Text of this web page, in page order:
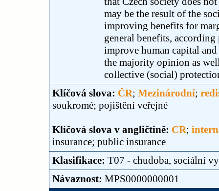
may be the result of the
improving benefits for
general benefits,
improve human capital
the majority opinion as
collective (social)
Klíčová slova: ČR; Mezinárodní;
soukromé; pojištění veřejné
Klíčová slova v angličtině: CR;
insurance; public insurance
Klasifikace: T07 - chudoba, sociální
Návaznost: MPS0000000001